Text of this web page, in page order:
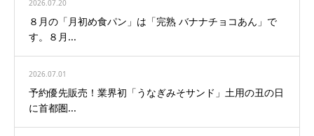
2026.07.20
８月の「月初め食パン」は「完熟 バナナチョコあん」で
す。８月...
2026.07.01
予約優先販売！業界初「うなぎみそサンド」土用の丑の日
に首都圏...